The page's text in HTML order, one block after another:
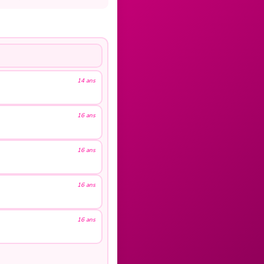
14 ans
16 ans
16 ans
16 ans
16 ans